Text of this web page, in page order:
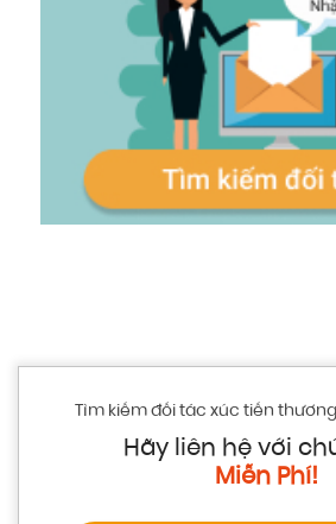
Tìm kiếm đối tác xúc tiến
Hãy liên hệ với
Miễn Phí!